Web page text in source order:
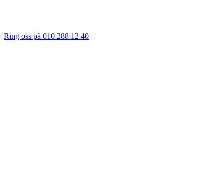
Ring oss på 010-288 12 40